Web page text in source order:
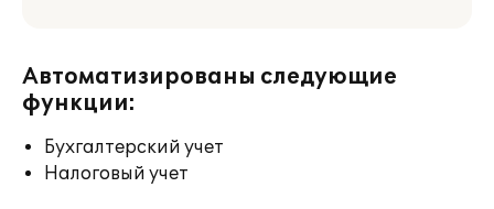
Автоматизированы следующие
функции:
Бухгалтерский учет
Налоговый учет